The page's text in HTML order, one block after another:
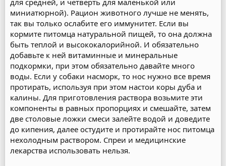
для средней, и четверть для маленькой или
миниатюрной). Рацион животного лучше не менять,
так вы только ослабите его иммунитет. Если вы
кормите питомца натуральной пищей, то она должна
быть теплой и высококалорийной. И обязательно
добавьте к ней витаминные и минеральные
подкормки, при этом обязательно давайте много
воды. Если у собаки насморк, то нос нужно все время
протирать, используя при этом настои коры дуба и
калины. Для приготовления раствора возьмите эти
компоненты в равных пропорциях и смешайте, затем
две столовые ложки смеси залейте водой и доведите
до кипения, далее остудите и протирайте нос питомца
нехолодным раствором. Спреи и медицинские
лекарства использовать нельзя.